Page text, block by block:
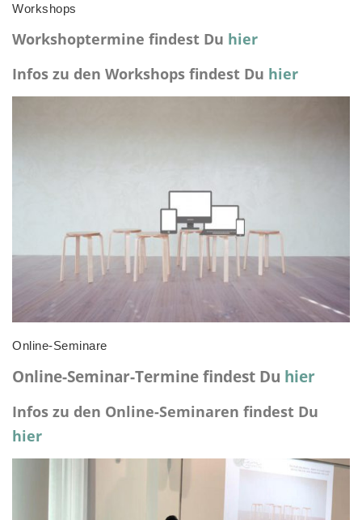
Workshops
Workshoptermine findest Du hier
Infos zu den Workshops findest Du hier
Online-Seminare
Online-Seminar-Termine findest Du hier
Infos zu den Online-Seminaren findest Du
hier